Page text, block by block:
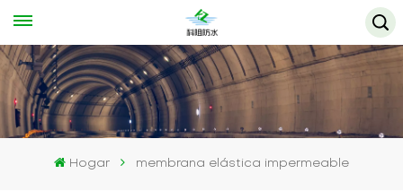
Hogar membrana elástica impermeable